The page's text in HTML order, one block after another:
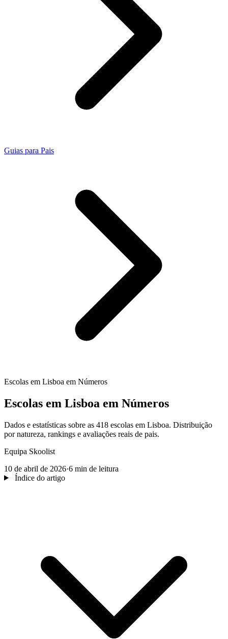
Guias para Pais
Escolas em Lisboa em Números
Escolas em Lisboa em Números
Dados e estatísticas sobre as 418 escolas em Lisboa. Distribuição
por natureza, rankings e avaliações reais de pais.
Equipa Skoolist
10 de abril de 2026·6 min de leitura
Índice do artigo